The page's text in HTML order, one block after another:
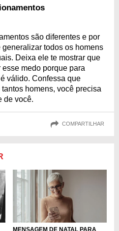
são diferentes e por
todos os homens
Deixa ele te mostrar que
medo porque para
válido. Confessa que
homens, você precisa
de você.
COMPARTILHAR
MENSAGEM DE NATAL PARA